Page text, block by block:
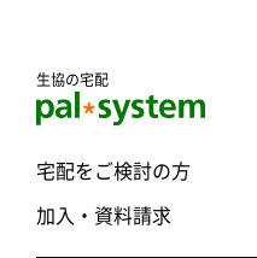
生協の宅配
宅配をご検討の方
加入・資料請求